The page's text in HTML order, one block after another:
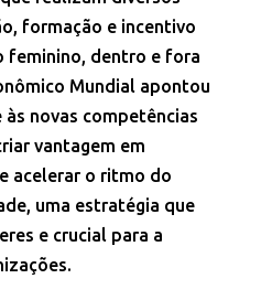
formação e incentivo
feminino, dentro e fora
Mundial apontou
novas competências
vantagem em
acelerar o ritmo do
uma estratégia que
e crucial para a